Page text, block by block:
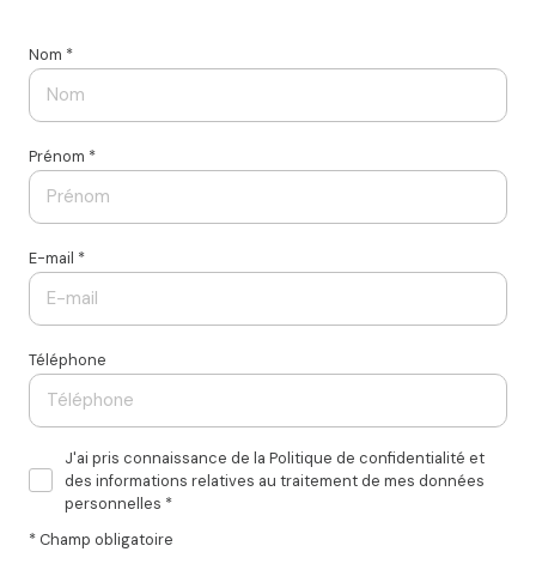
Nom *
Prénom *
E-mail *
Téléphone
J'ai pris connaissance de la Politique de confidentialité et
des informations relatives au traitement de mes données
personnelles *
* Champ obligatoire